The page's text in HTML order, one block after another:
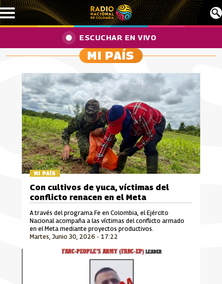
Pasar al contenido principal
ESCUCHAR EN VIVO
MI PAÍS
MI PAÍS
Martes, Junio 30, 2026 - 17:22
Con cultivos de yuca, víctimas del
conflicto renacen en el Meta
A través del programa Fe en Colombia, el Ejército
Nacional acompaña a las víctimas del conflicto armado
en el Meta mediante proyectos productivos.